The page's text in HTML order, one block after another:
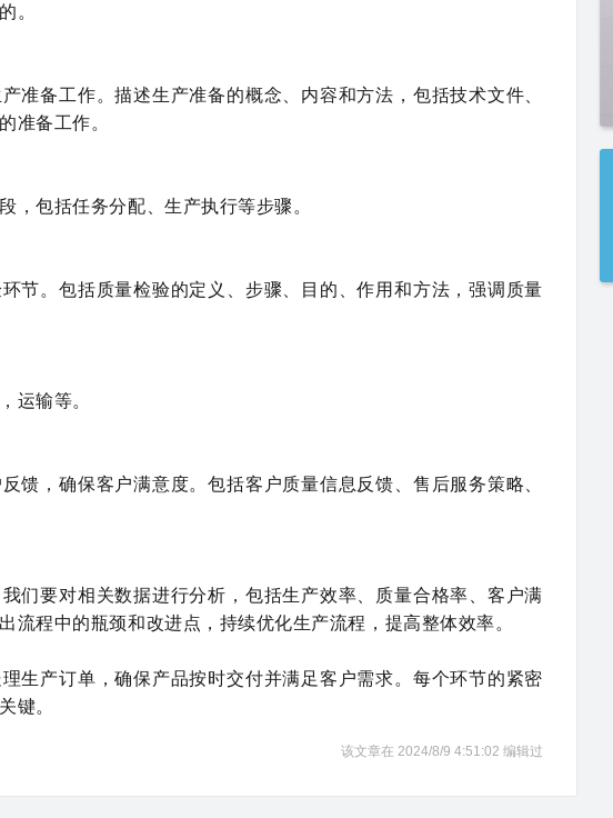
。
准备工作。描述生产准备的概念、内容和方法，包括技术文件、
准备工作。
，包括任务分配、生产执行等步骤。
节。包括质量检验的定义、步骤、目的、作用和方法，强调质量
运输等。
馈，确保客户满意度。包括客户质量信息反馈、售后服务策略、
们要对相关数据进行分析，包括生产效率、质量合格率、客户满
流程中的瓶颈和改进点，持续优化生产流程，提高整体效率。
生产订单，确保产品按时交付并满足客户需求。每个环节的紧密
键。
该文章在 2024/8/9 4:51:02 编辑过